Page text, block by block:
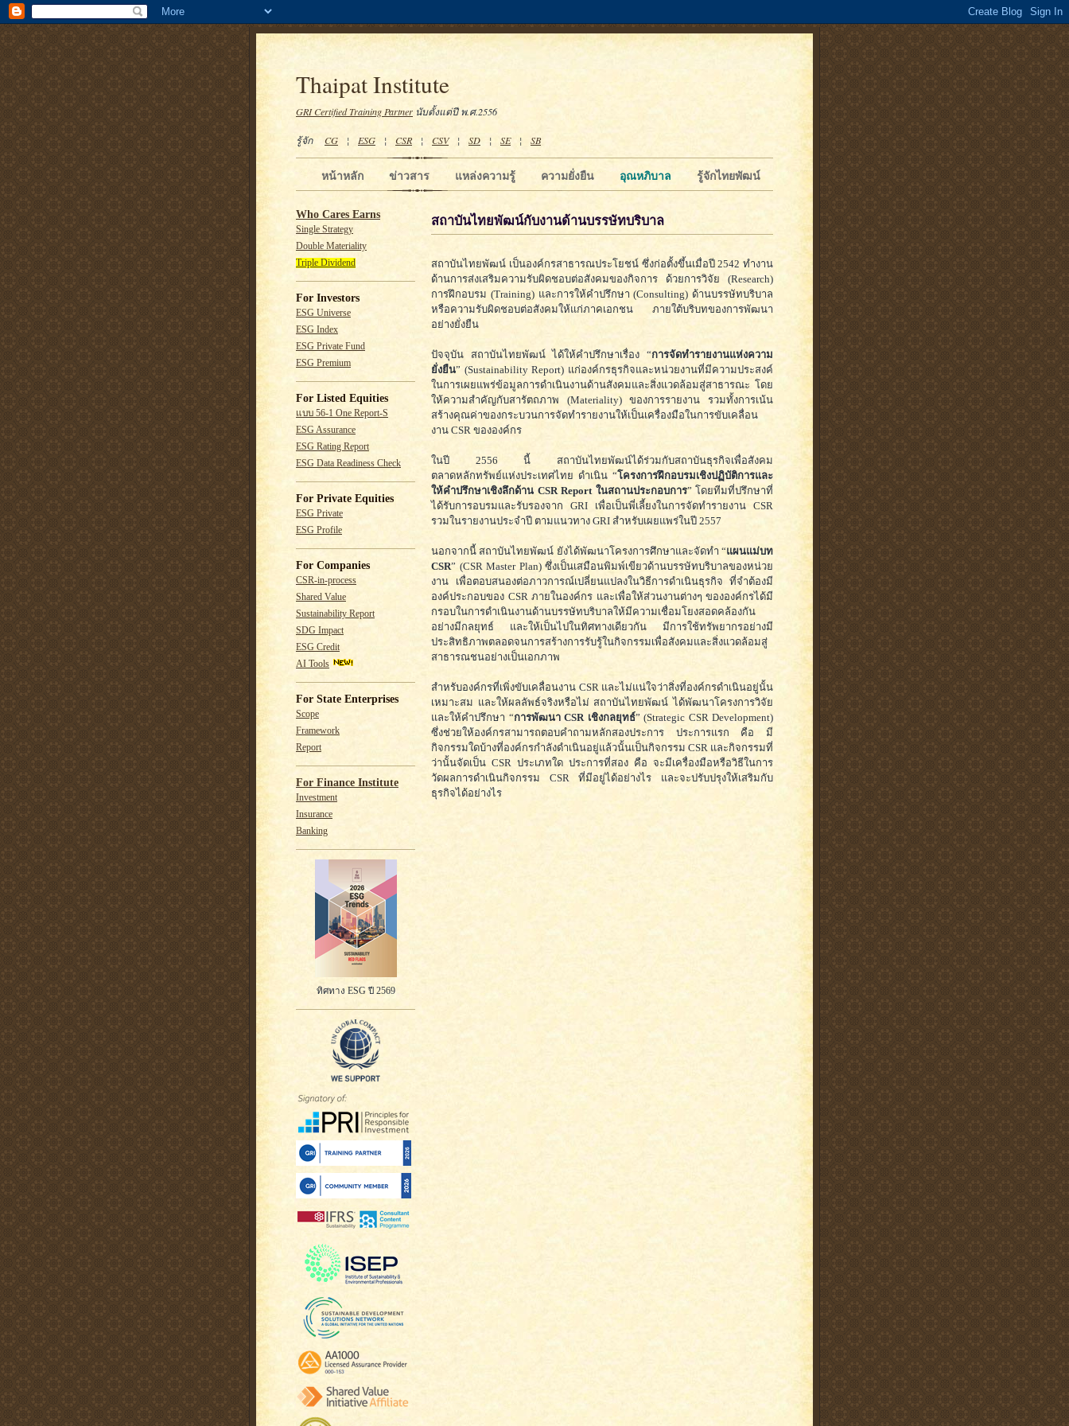
Thaipat Institute
GRI Certified Training Partner นับตั้งแต่ปี พ.ศ.2556
รู้จัก CG ¦ ESG ¦ CSR¦ CSV¦ SD ¦ SE¦ SB
รู้จักไทยพัฒน์
อุณหภิบาล
ความยั่งยืน
แหล่งความรู้
ข่าวสาร
หน้าหลัก
Who Cares Earns
Single Strategy
Double Materiality
Triple Dividend
For Investors
ESG Universe
ESG Index
ESG Private Fund
ESG Premium
For Listed Equities
แบบ 56-1 One Report-S
ESG Assurance
ESG Rating Report
ESG Data Readiness Check
For Private Equities
ESG Private
ESG Profile
For Companies
CSR-in-process
Shared Value
Sustainability Report
SDG Impact
ESG Credit
AI Tools
For State Enterprises
Scope
Framework
Report
For Finance Institute
Investment
Insurance
Banking
ทิศทาง ESG ปี 2569
สถาบันไทยพัฒน์กับงานด้านบรรษัทบริบาล
สถาบันไทยพัฒน์ เป็นองค์กรสาธารณประโยชน์ ซึ่งก่อตั้งขึ้นเมื่อปี 2542 ทำงาน
ด้านการส่งเสริมความรับผิดชอบต่อสังคมของกิจการ ด้วยการวิจัย (Research)
การฝึกอบรม (Training) และการให้คำปรึกษา (Consulting) ด้านบรรษัทบริบาล
หรือความรับผิดชอบต่อสังคมให้แก่ภาคเอกชน ภายใต้บริบทของการพัฒนา
อย่างยั่งยืน
ปัจจุบัน สถาบันไทยพัฒน์ ได้ให้คำปรึกษาเรื่อง “การจัดทำรายงานแห่งความ
ยั่งยืน” (Sustainability Report) แก่องค์กรธุรกิจและหน่วยงานที่มีความประสงค์
ในการเผยแพร่ข้อมูลการดำเนินงานด้านสังคมและสิ่งแวดล้อมสู่สาธารณะ โดย
ให้ความสำคัญกับสารัตถภาพ (Materiality) ของการรายงาน รวมทั้งการเน้น
สร้างคุณค่าของกระบวนการจัดทำรายงานให้เป็นเครื่องมือในการขับเคลื่อน
งาน CSR ขององค์กร
ในปี 2556 นี้ สถาบันไทยพัฒน์ได้ร่วมกับสถาบันธุรกิจเพื่อสังคม
ตลาดหลักทรัพย์แห่งประเทศไทย ดำเนิน “โครงการฝึกอบรมเชิงปฏิบัติการและ
ให้คำปรึกษาเชิงลึกด้าน CSR Report ในสถานประกอบการ” โดยทีมที่ปรึกษาที่
ได้รับการอบรมและรับรองจาก GRI เพื่อเป็นพี่เลี้ยงในการจัดทำรายงาน CSR
รวมในรายงานประจำปี ตามแนวทาง GRI สำหรับเผยแพร่ในปี 2557
นอกจากนี้ สถาบันไทยพัฒน์ ยังได้พัฒนาโครงการศึกษาและจัดทำ “แผนแม่บท
CSR” (CSR Master Plan) ซึ่งเป็นเสมือนพิมพ์เขียวด้านบรรษัทบริบาลของหน่วย
งาน เพื่อตอบสนองต่อภาวการณ์เปลี่ยนแปลงในวิธีการดำเนินธุรกิจ ที่จำต้องมี
องค์ประกอบของ CSR ภายในองค์กร และเพื่อให้ส่วนงานต่างๆ ขององค์กรได้มี
กรอบในการดำเนินงานด้านบรรษัทบริบาลให้มีความเชื่อมโยงสอดคล้องกัน
อย่างมีกลยุทธ์ และให้เป็นไปในทิศทางเดียวกัน มีการใช้ทรัพยากรอย่างมี
ประสิทธิภาพตลอดจนการสร้างการรับรู้ในกิจกรรมเพื่อสังคมและสิ่งแวดล้อมสู่
สาธารณชนอย่างเป็นเอกภาพ
สำหรับองค์กรที่เพิ่งขับเคลื่อนงาน CSR และไม่แน่ใจว่าสิ่งที่องค์กรดำเนินอยู่นั้น
เหมาะสม และให้ผลลัพธ์จริงหรือไม่ สถาบันไทยพัฒน์ ได้พัฒนาโครงการวิจัย
และให้คำปรึกษา “การพัฒนา CSR เชิงกลยุทธ์” (Strategic CSR Development)
ซึ่งช่วยให้องค์กรสามารถตอบคำถามหลักสองประการ ประการแรก คือ มี
กิจกรรมใดบ้างที่องค์กรกำลังดำเนินอยู่แล้วนั้นเป็นกิจกรรม CSR และกิจกรรมที่
ว่านั้นจัดเป็น CSR ประเภทใด ประการที่สอง คือ จะมีเครื่องมือหรือวิธีในการ
วัดผลการดำเนินกิจกรรม CSR ที่มีอยู่ได้อย่างไร และจะปรับปรุงให้เสริมกับ
ธุรกิจได้อย่างไร